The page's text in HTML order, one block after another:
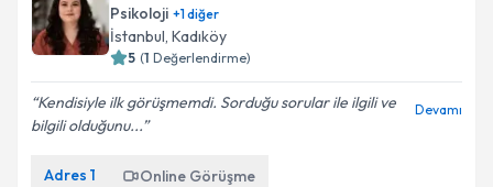
Psikoloji +1diğer
İstanbul, Kadıköy
5 (1 Değerlendirme)
Kendisiyle ilk görüşmemdi. Sorduğu sorular ile ilgili ve
bilgili olduğunu...
Devamı
Adres 1 Online Görüşme